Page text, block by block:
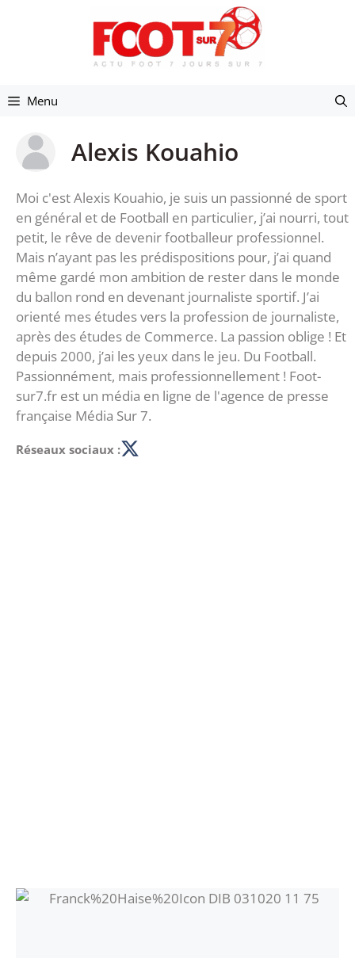
Menu
Alexis Kouahio
Moi c'est Alexis Kouahio, je suis un passionné de sport
en général et de Football en particulier, j’ai nourri, tout
petit, le rêve de devenir footballeur professionnel.
Mais n’ayant pas les prédispositions pour, j’ai quand
même gardé mon ambition de rester dans le monde
du ballon rond en devenant journaliste sportif. J’ai
orienté mes études vers la profession de journaliste,
après des études de Commerce. La passion oblige ! Et
depuis 2000, j’ai les yeux dans le jeu. Du Football.
Passionnément, mais professionnellement ! Foot-
sur7.fr est un média en ligne de l'agence de presse
française Média Sur 7.
Réseaux sociaux :